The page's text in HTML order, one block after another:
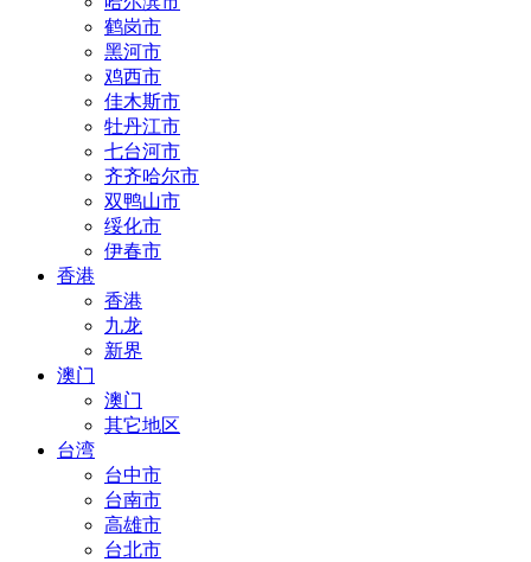
鹤岗市
黑河市
鸡西市
佳木斯市
牡丹江市
七台河市
齐齐哈尔市
双鸭山市
绥化市
伊春市
香港
香港
九龙
新界
澳门
澳门
其它地区
台湾
台中市
台南市
高雄市
台北市